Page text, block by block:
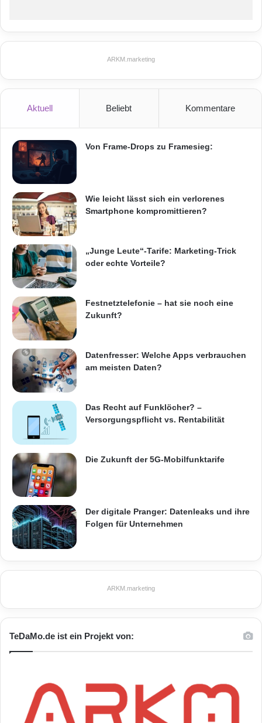
ARKM.marketing
Aktuell Beliebt Kommentare
Von Frame-Drops zu Framesieg:
Wie leicht lässt sich ein verlorenes
Smartphone kompromittieren?
„Junge Leute“-Tarife: Marketing-Trick
oder echte Vorteile?
Festnetztelefonie – hat sie noch eine
Zukunft?
Datenfresser: Welche Apps verbrauchen
am meisten Daten?
Das Recht auf Funklöcher? –
Versorgungspflicht vs. Rentabilität
Die Zukunft der 5G-Mobilfunktarife
Der digitale Pranger: Datenleaks und ihre
Folgen für Unternehmen
ARKM.marketing
TeDaMo.de ist ein Projekt von: